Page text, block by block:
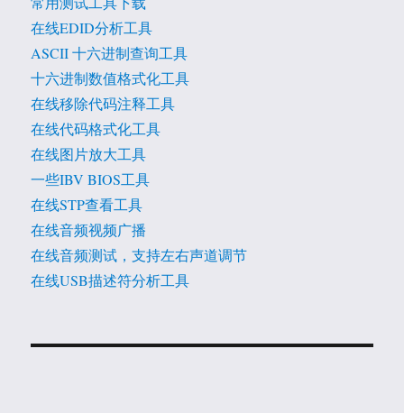
在线EDID分析工具
ASCII 十六进制查询工具
十六进制数值格式化工具
在线移除代码注释工具
在线代码格式化工具
在线图片放大工具
一些IBV BIOS工具
在线STP查看工具
在线音频视频广播
在线音频测试，支持左右声道调节
在线USB描述符分析工具